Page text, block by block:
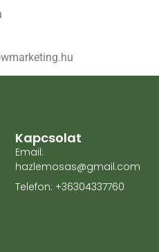
Kapcsolat
Email:
hazlemosas@gmail.com
Telefon: +36304337760